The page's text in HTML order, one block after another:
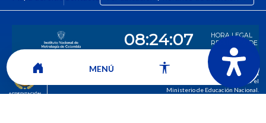
CORPORACIÓN UNIVERSITARIA COMFACAUCA - UNICOMFACAUCA
Institución de Educación Superior sujeta a inspección y vigilancia por el
Ministerio de Educación Nacional.
MENÚ